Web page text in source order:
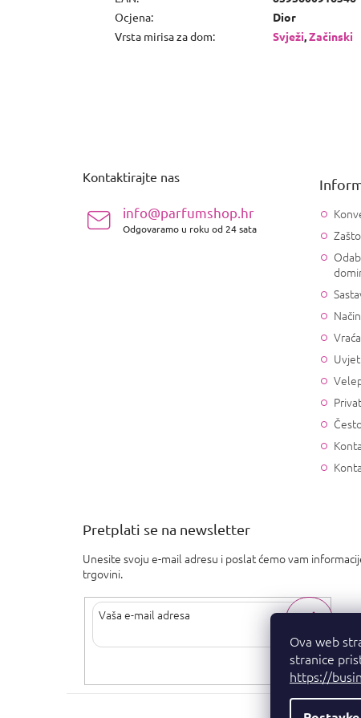
Ova web
stranice
https://
Ocjena:
Dior
Vrsta mirisa za dom: Svježi,Začinski
Kontaktirajte nas
info@parfumshop.hr
Odgovaramo u roku od 24 sata
Pretplati se na newsletter
Unesite svoju e-mail adresu i poslat ćemo vam
trgovini.